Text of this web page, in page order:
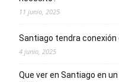
11 junio, 2025
Santiago tendra
4 junio, 2025
Que ver en Santiago en